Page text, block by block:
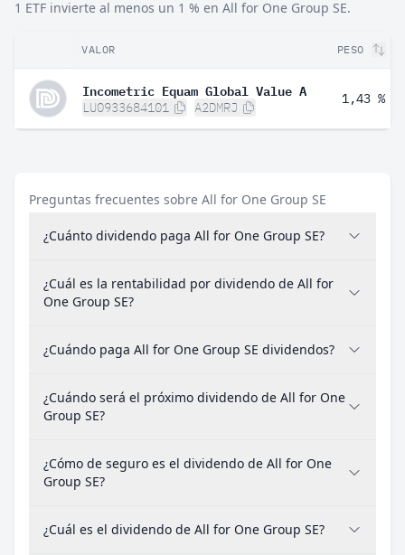
1 ETF invierte al menos un 1 % en All for One Group SE.
VALOR PESO
Incometric Equam Global Value A
LU0933684101 A2DMRJ
1,43 %
Preguntas frecuentes sobre All for One Group SE
¿Cuánto dividendo paga All for One Group SE?
¿Cuál es la rentabilidad por dividendo de All for
One Group SE?
¿Cuándo paga All for One Group SE dividendos?
¿Cuándo será el próximo dividendo de All for One
Group SE?
¿Cómo de seguro es el dividendo de All for One
Group SE?
¿Cuál es el dividendo de All for One Group SE?